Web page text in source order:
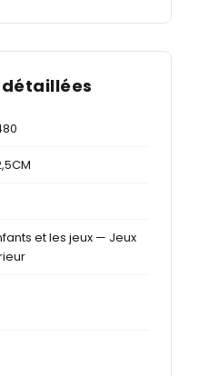
et les jeux — Jeux